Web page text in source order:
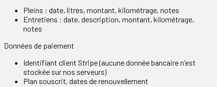
Pleins : date, litres, montant, kilométrage, notes
Entretiens : date, description, montant, kilométrage,
notes
Données de paiement
Identifiant client Stripe (aucune donnée bancaire n'est
stockée sur nos serveurs)
Plan souscrit, dates de renouvellement